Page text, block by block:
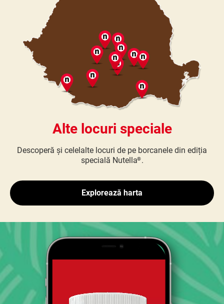
Alte locuri speciale
Descoperă și celelalte locuri de pe borcanele din ediția
specială Nutella® .
Explorează harta